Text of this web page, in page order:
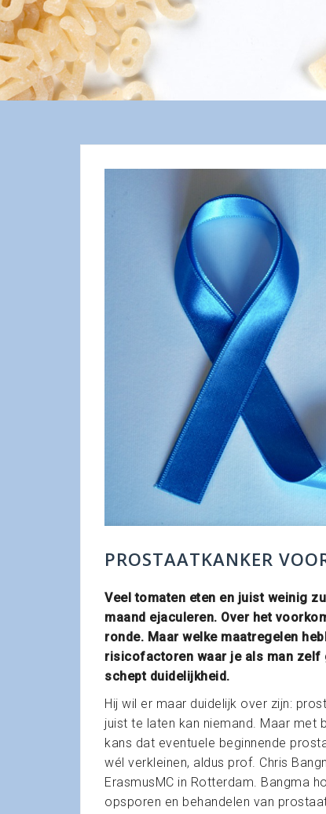
PROSTAATKANKER
Veel tomaten eten en juist weinig
maand ejaculeren. Over het
ronde. Maar welke maatregelen
risicofactoren waar je als man zelf
schept duidelijkheid.
Hij wil er maar duidelijk over zijn:
juist te laten kan niemand. Maar met
kans dat eventuele beginnende
wél verkleinen, aldus prof. Chris
ErasmusMC in Rotterdam. Bangma
opsporen en behandelen van